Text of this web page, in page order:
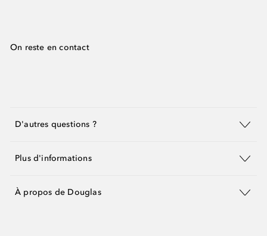
On reste en contact
D'autres questions ?
Plus d'informations
À propos de Douglas